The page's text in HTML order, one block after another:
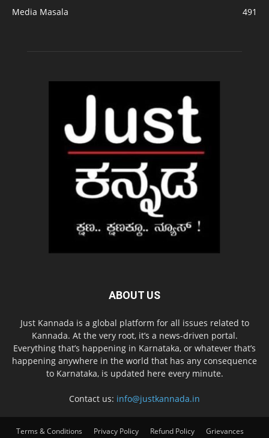
Media Masala
491
ABOUT US
Just Kannada is a global platform for all issues related to
Kannada. At the very root, it’s a news-driven portal.
Everything that’s happening in Karnataka, or whatever that’s
happening anywhere in the world that has any consequence
to Karnataka, is updated here every minute.
Contact us: info@justkannada.in
Terms & Conditions Privacy Policy Refund Policy Grievances